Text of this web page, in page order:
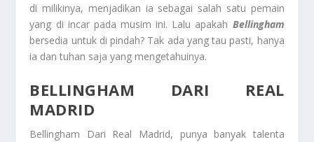
di milikinya, menjadikan ia sebagai salah satu pemain
yang di incar pada musim ini. Lalu apakah Bellingham
bersedia untuk di pindah? Tak ada yang tau pasti, hanya
ia dan tuhan saja yang mengetahuinya.
BELLINGHAM DARI REAL
MADRID
Bellingham Dari Real Madrid, punya banyak talenta